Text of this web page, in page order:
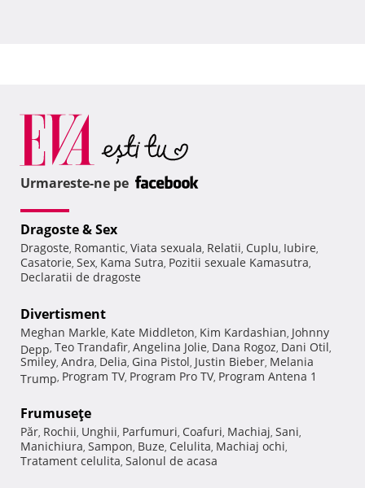
Urmareste-ne pe
Dragoste & Sex
Dragoste, Romantic, Viata sexuala, Relatii, Cuplu, Iubire,
Casatorie, Sex, Kama Sutra, Pozitii sexuale Kamasutra,
Declaratii de dragoste
Divertisment
Meghan Markle, Kate Middleton, Kim Kardashian, Johnny
Depp, Teo Trandafir, Angelina Jolie, Dana Rogoz, Dani Otil,
Smiley, Andra, Delia, Gina Pistol, Justin Bieber, Melania
Trump, Program TV, Program Pro TV, Program Antena 1
Frumuseţe
Păr, Rochii, Unghii, Parfumuri, Coafuri, Machiaj, Sani,
Manichiura, Sampon, Buze, Celulita, Machiaj ochi,
Tratament celulita, Salonul de acasa